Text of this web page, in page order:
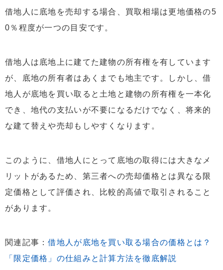
借地人に底地を売却する場合、買取相場は更地価格の5
0％程度が一つの目安です。
借地人は底地上に建てた建物の所有権を有しています
が、底地の所有者はあくまでも地主です。しかし、借
地人が底地を買い取ると土地と建物の所有権を一本化
でき、地代の支払いが不要になるだけでなく、将来的
な建て替えや売却もしやすくなります。
このように、借地人にとって底地の取得には大きなメ
リットがあるため、第三者への売却価格とは異なる限
定価格として評価され、比較的高値で取引されること
があります。
関連記事：借地人が底地を買い取る場合の価格とは？
「限定価格」の仕組みと計算方法を徹底解説